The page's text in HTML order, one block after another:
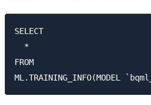
SELECT
  *
FROM